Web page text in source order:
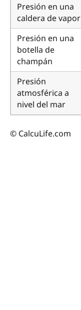
Presión en una
caldera de vapor
Presión en una
botella de
champán
Presión
atmosférica a
nivel del mar
© CalcuLife.com